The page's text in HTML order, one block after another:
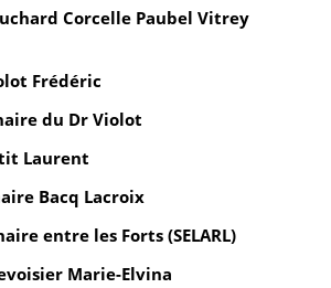
Corcelle Paubel Vitrey
Frédéric
du Dr Violot
Laurent
Bacq Lacroix
entre les Forts (SELARL)
Marie-Elvina